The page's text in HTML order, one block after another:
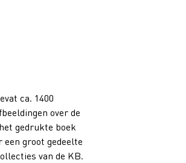
ca. 1400
over de
gedrukte boek
een groot gedeelte
van de KB.